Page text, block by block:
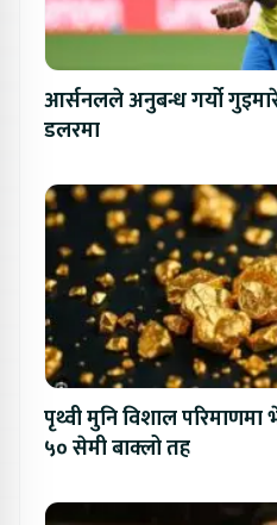
आर्सनलले अनुबन्ध गर्यो
डलरमा
पृथ्वी मुनि विशाल
५० सेमी बाक्लो तह